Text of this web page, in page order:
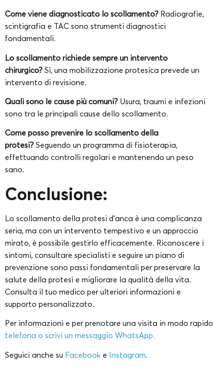
Come viene diagnosticato lo scollamento? Radiografie,
scintigrafia e TAC sono strumenti diagnostici
fondamentali.
Lo scollamento richiede sempre un intervento
chirurgico? Sì, una mobilizzazione protesica prevede un
intervento di revisione.
Quali sono le cause più comuni? Usura, traumi e infezioni
sono tra le principali cause dello scollamento.
Come posso prevenire lo scollamento della
protesi? Seguendo un programma di fisioterapia,
effettuando controlli regolari e mantenendo un peso
sano.
Conclusione:
Lo scollamento della protesi d’anca è una complicanza
seria, ma con un intervento tempestivo e un approccio
mirato, è possibile gestirlo efficacemente. Riconoscere i
sintomi, consultare specialisti e seguire un piano di
prevenzione sono passi fondamentali per preservare la
salute della protesi e migliorare la qualità della vita.
Consulta il tuo medico per ulteriori informazioni e
supporto personalizzato.
Per informazioni e per prenotare una visita in modo rapido
telefona o scrivi un messaggio WhatsApp.
Seguici anche su Facebook e Instagram.